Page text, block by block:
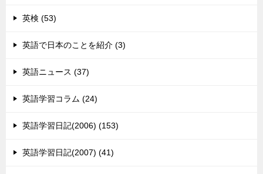
英検 (53)
英語で日本のことを紹介 (3)
英語ニュース (37)
英語学習コラム (24)
英語学習日記(2006) (153)
英語学習日記(2007) (41)